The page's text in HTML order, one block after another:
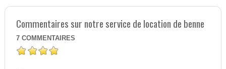
Commentaires sur notre service de location de benne
7 COMMENTAIRES